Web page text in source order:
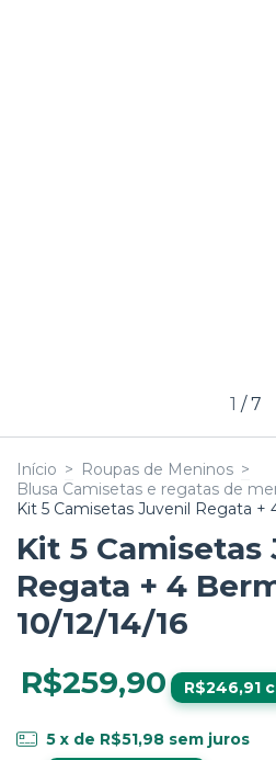
1 /7
Início > Roupas de Meninos >
Blusa Camisetas e regatas de
Kit 5 Camisetas Juvenil Regata +
Kit 5 Camisetas
Regata + 4
10/12/14/16
R$259,90
R$246,91
5 x de R$51,98 sem juros